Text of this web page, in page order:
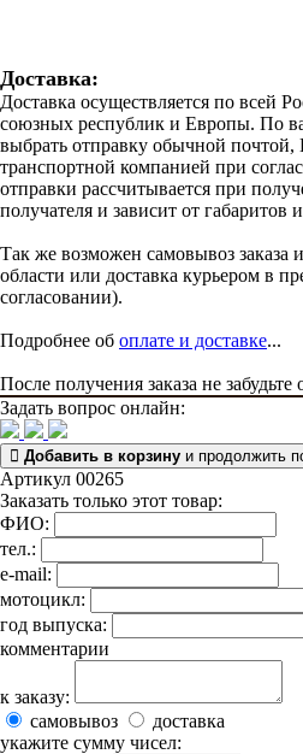
Доставка:
Доставка осуществляется по всей
союзных республик и Европы. По
выбрать отправку обычной почтой,
транспортной компанией при
отправки рассчитывается при
получателя и зависит от габаритов
Так же возможен самовывоз заказа
области или доставка курьером в
согласовании).
Подробнее об оплате и доставке...
После получения заказа не забудьте
Задать вопрос онлайн:
Добавить в корзину и продолжить
Артикул 00265
Заказать только этот товар:
ФИО:
тел.:
e-mail:
мотоцикл:
год выпуска:
комментарии
к заказу:
самовывоз
доставка
укажите сумму чисел: